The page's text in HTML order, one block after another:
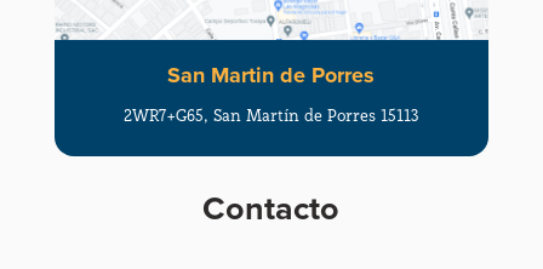
San Martin de Porres
2WR7+G65, San Martín de Porres 15113
Contacto